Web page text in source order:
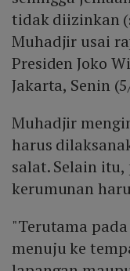
tidak diizinkan
Muhadjir usai
Presiden Joko
Jakarta, Senin
Muhadjir
harus
salat. Selain
kerumunan
"Terutama
menuju ke